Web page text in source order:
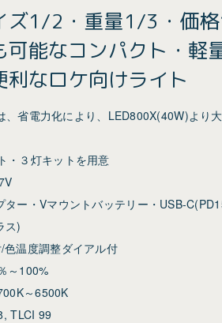
ズ1/2・重量1/3・価
可能なコンパクト・軽
利なロケ向けライト
、省電力化により、LED800X(40W)より
・３灯キットを用意
ー・Vマウントバッテリー・USB-
ス)
色温度調整ダイアル付
～100%
～6500K
TLCI 99